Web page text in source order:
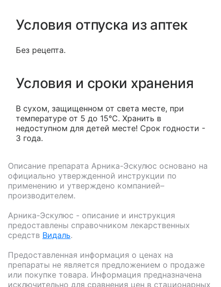
Условия отпуска из аптек
Без рецепта.
Условия и сроки хранения
В сухом, защищенном от света месте, при
температуре от 5 до 15°С. Хранить в
недоступном для детей месте! Срок годности -
3 года.
Описание препарата Арника-Эскулюс основано на
официально утвержденной инструкции по
применению и утверждено компанией–
производителем.
Арника-Эскулюс - описание и инструкция
предоставлены справочником лекарственных
средств Видаль.
Предоставленная информация о ценах на
препараты не является предложением о продаже
или покупке товара. Информация предназначена
исключительно для сравнения цен в стационарных